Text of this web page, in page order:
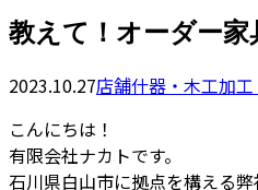
教えて！オーダー
2023.10.27店舗什器・木工加
こんにちは！
有限会社ナカトです。
石川県白山市に拠点を構える